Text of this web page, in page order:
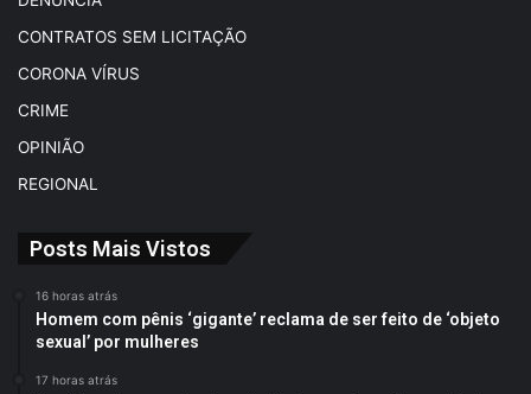
CONTRATOS SEM LICITAÇÃO
CORONA VÍRUS
CRIME
OPINIÃO
REGIONAL
Posts Mais Vistos
16 horas atrás
Homem com pênis ‘gigante’ reclama de ser feito de ‘objeto
sexual’ por mulheres
17 horas atrás